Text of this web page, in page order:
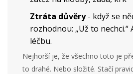
Ztráta důvěry- když se
rozhodnou: „Už to nechci.“
léčbu.
Nejhorší je, že všechno toto je
to drahé. Nebo složité. Stačí